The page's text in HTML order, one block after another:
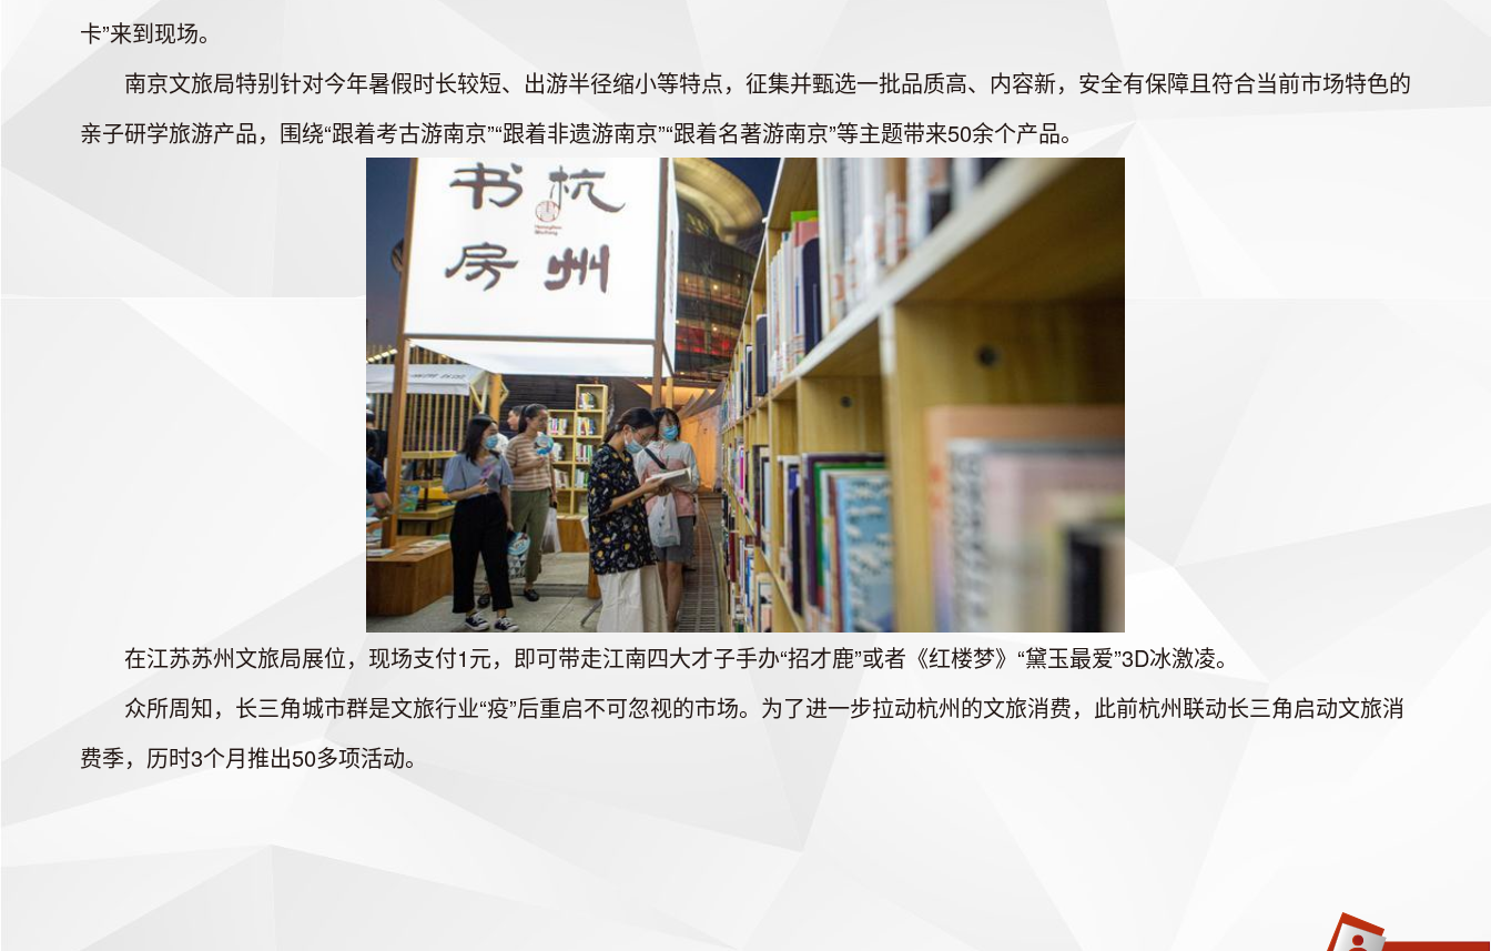
卡”来到现场。
南京文旅局特别针对今年暑假时长较短、出游半径缩小等特点，征集并甄选一批品质高、内容新，安全有保障且符合当前市场特色的
亲子研学旅游产品，围绕“跟着考古游南京”“跟着非遗游南京”“跟着名著游南京”等主题带来50余个产品。
在江苏苏州文旅局展位，现场支付1元，即可带走江南四大才子手办“招才鹿”或者《红楼梦》“黛玉最爱”3D冰激凌。
众所周知，长三角城市群是文旅行业“疫”后重启不可忽视的市场。为了进一步拉动杭州的文旅消费，此前杭州联动长三角启动文旅消
费季，历时3个月推出50多项活动。